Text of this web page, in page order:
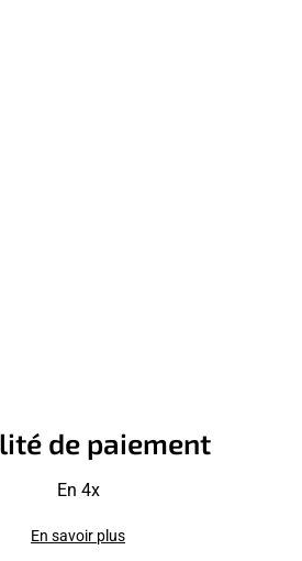
de paiement
En 4x
En savoir plus